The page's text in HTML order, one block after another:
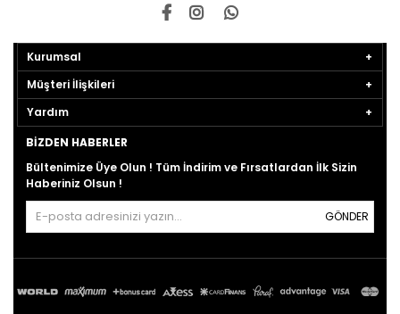
Kurumsal
Müşteri İlişkileri
Yardım
BIZDEN HABERLER
Bültenimize Üye Olun ! Tüm İndirim ve Fırsatlardan İlk Sizin
Haberiniz Olsun !
GÖNDER